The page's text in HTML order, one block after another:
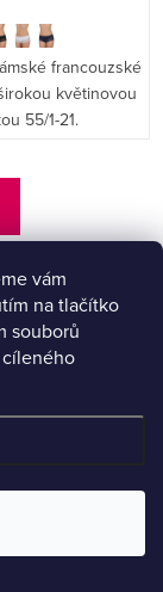
vám
na tlačítko
souborů
francouzské
květinovou
55/1-21.